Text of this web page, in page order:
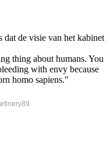
de visie van het kabinet
thing about humans. You
with envy because
homo sapiens."